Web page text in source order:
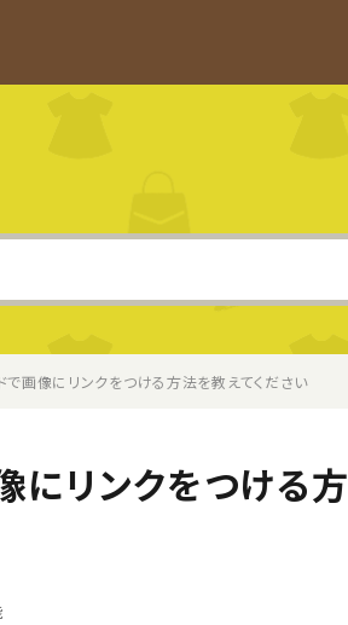
で画像にリンクをつける方法を教えてください
にリンクをつける方